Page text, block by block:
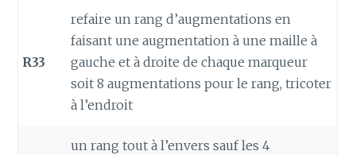
R33
refaire un rang d’augmentations en
faisant une augmentation à une maille à
gauche et à droite de chaque marqueur
soit 8 augmentations pour le rang, tricoter
à l’endroit
un rang tout à l’envers sauf les 4